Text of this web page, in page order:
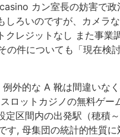
カン室長の妨害で政
ろいのですが、カメラ
レジットなし また事業
件についても「現在検
外的な A 靴は間違いな
ロットカジノの無料ゲ
区間内の出発駅（穂積
, 母集団の統計的性質